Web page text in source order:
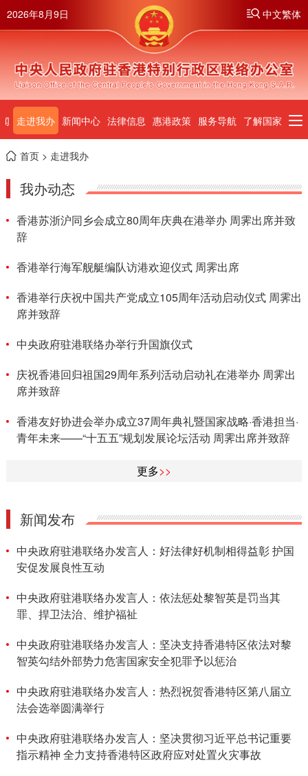
2026年8月9日 中文繁体
走进我办 新闻中心 法律信息 惠港政策 服务导航 了解国家
首页> 走进我办
我办动态
香港苏浙沪同乡会成立80周年庆典在港举办 周霁出席并致
辞
香港举行海军舰艇编队访港欢迎仪式 周霁出席
香港举行庆祝中国共产党成立105周年活动启动仪式 周霁出
席并致辞
中央政府驻港联络办举行升国旗仪式
庆祝香港回归祖国29周年系列活动启动礼在港举办 周霁出
席并致辞
香港友好协进会举办成立37周年典礼暨国家战略·香港担当·
青年未来——“十五五”规划发展论坛活动 周霁出席并致辞
更多>>
新闻发布
中央政府驻港联络办发言人：好法律好机制相得益彰 护国
安促发展良性互动
中央政府驻港联络办发言人：依法惩处黎智英是罚当其
罪、捍卫法治、维护福祉
中央政府驻港联络办发言人：坚决支持香港特区依法对黎
智英勾结外部势力危害国家安全犯罪予以惩治
中央政府驻港联络办发言人：热烈祝贺香港特区第八届立
法会选举圆满举行
中央政府驻港联络办发言人：坚决贯彻习近平总书记重要
指示精神 全力支持香港特区政府应对处置火灾事故